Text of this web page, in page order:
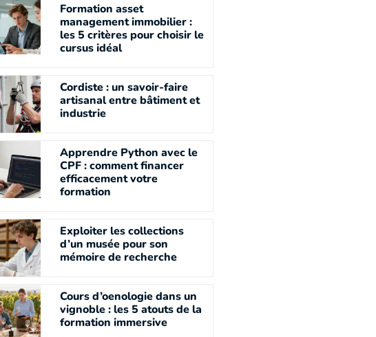
Formation asset
management immobilier :
les 5 critères pour choisir le
cursus idéal
Cordiste : un savoir-faire
artisanal entre bâtiment et
industrie
Apprendre Python avec le
CPF : comment financer
efficacement votre
formation
Exploiter les collections
d’un musée pour son
mémoire de recherche
Cours d’oenologie dans un
vignoble : les 5 atouts de la
formation immersive